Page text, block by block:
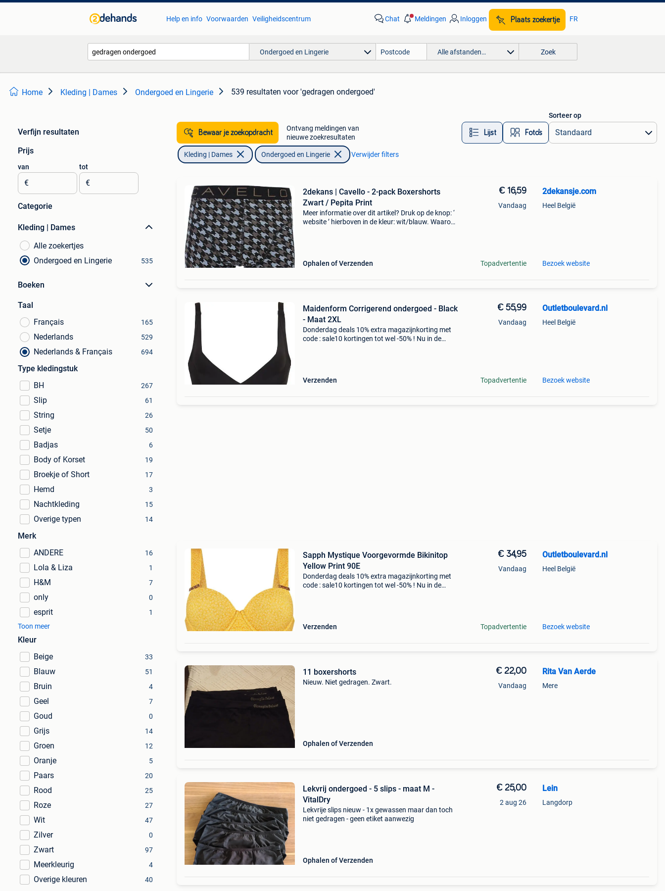
Help en info Voorwaarden Veiligheidscentrum Chat Meldingen Inloggen Plaats zoekertje FR
Ondergoed en Lingerie Alle afstanden… Zoek
Home Kleding | Dames Ondergoed en Lingerie 539 resultaten voor 'gedragen ondergoed'
Verfijn resultaten
Prijs
van
€
tot
€
Categorie
Kleding | Dames
Alle zoekertjes
Ondergoed en Lingerie
535
Boeken
Taal
Français
165
Nederlands 529
Nederlands & Français 694
Type kledingstuk
BH
267
Slip 61
String 26
Setje 50
Badjas 6
Body of Korset 19
Broekje of Short 17
Hemd 3
Nachtkleding 15
Overige typen 14
Merk
ANDERE
16
Lola & Liza 1
H&M 7
only 0
esprit
1
Toon meer
Kleur
Beige
33
Blauw 51
Bruin 4
Geel 7
Goud 0
Grijs 14
Groen 12
Oranje 5
Paars 20
Rood 25
Roze 27
Wit 47
Zilver 0
Zwart 97
Meerkleurig 4
Overige kleuren 40
Bewaar je zoekopdracht
Ontvang meldingen van
nieuwe zoekresultaten
Lijst Foto’s
Sorteer op
Kleding | Dames Ondergoed en Lingerie Verwijder filters
2dekans | Cavello - 2-pack Boxershorts
Zwart / Pepita Print
Meer informatie over dit artikel? Druk op de knop: ‘
website ’ hierboven in de kleur: wit/blauw. Waarom
Ophalen of Verzenden
€ 16,59
Vandaag
Topadvertentie
2dekansje.com
Heel België
Bezoek website
Maidenform Corrigerend ondergoed - Black
- Maat 2XL
Donderdag deals 10% extra magazijnkorting met
code : sale10 kortingen tot wel -50% ! Nu in de
Verzenden
€ 55,99
Vandaag
Topadvertentie
Outletboulevard.nl
Heel België
Bezoek website
Sapph Mystique Voorgevormde Bikinitop
Yellow Print 90E
Donderdag deals 10% extra magazijnkorting met
code : sale10 kortingen tot wel -50% ! Nu in de
Verzenden
€ 34,95
Vandaag
Topadvertentie
Outletboulevard.nl
Heel België
Bezoek website
11 boxershorts
Nieuw. Niet gedragen. Zwart.
Ophalen of Verzenden
€ 22,00
Vandaag
Rita Van Aerde
Mere
Lekvrij ondergoed - 5 slips - maat M -
VitalDry
Lekvrije slips nieuw - 1x gewassen maar dan toch
niet gedragen - geen etiket aanwezig
Ophalen of Verzenden
€ 25,00
2 aug 26
Lein
Langdorp